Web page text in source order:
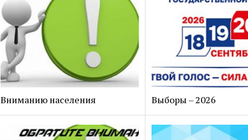
Вниманию населения Выборы – 2026